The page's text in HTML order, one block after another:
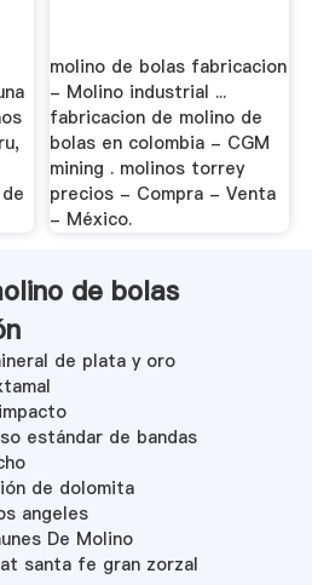
molino de bolas fabricacion
- Molino industrial ...
fabricacion de molino de
bolas en colombia - CGM
mining . molinos torrey
precios - Compra - Venta
- México.
de bolas
de plata y oro
estándar de bandas
de dolomita
angeles
De Molino
santa fe gran zorzal